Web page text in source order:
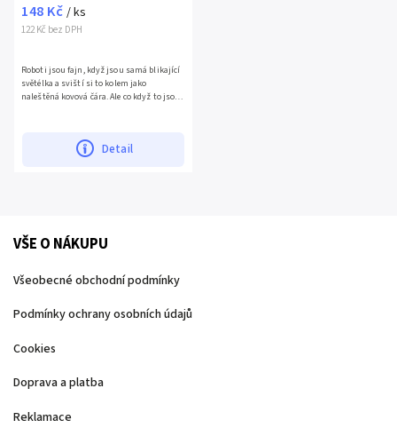
122 Kč bez DPH
148 Kč / ks
Detail
Roboti jsou fajn, když jsou samá blikající
světélka a sviští si to kolem jako
naleštěná kovová čára. Ale co když to jsou
VŠE O NÁKUPU
Všeobecné obchodní podmínky
Podmínky ochrany osobních údajů
Cookies
Doprava a platba
Reklamace